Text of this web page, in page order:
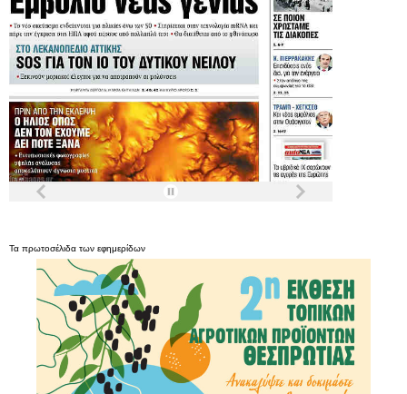
Τα πρωτοσέλιδα των εφημερίδων